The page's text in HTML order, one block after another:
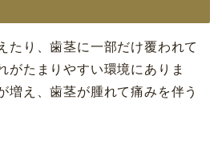
たり、歯茎に一部だけ覆われて
がたまりやすい環境にありま
増え、歯茎が腫れて痛みを伴う